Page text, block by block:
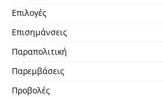
Επιλογές
Επισημάνσεις
Παραπολιτική
Παρεμβάσεις
Προβολές